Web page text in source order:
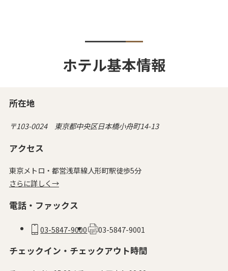
ホテル基本情報
所在地
〒103-0024 東京都中央区日本橋小舟町14-13
アクセス
東京メトロ・都営浅草線人形町駅徒歩5分
さらに詳しく→
電話・ファックス
03-5847-9000 03-5847-9001
チェックイン・チェックアウト時間